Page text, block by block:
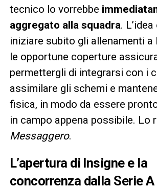
tecnico lo vorrebbe
aggregato alla squadra.
iniziare subito gli allenamenti a
le opportune coperture
permettergli di integrarsi con i
assimilare gli schemi e
fisica, in modo da essere
in campo appena possibile. Lo
Messaggero.
L’apertura di Insigne e la
concorrenza dalla Serie A